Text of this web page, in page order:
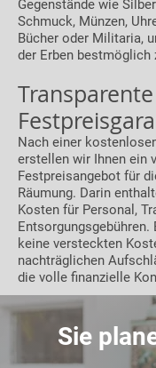
Gegenstände wie
Schmuck, Münzen,
Bücher oder Militaria,
der Erben bestmöglich
Transparente
Nach einer
erstellen wir Ihnen ein
Festpreisangebot für
Räumung. Darin
Kosten für Personal,
Entsorgungsgebühren.
keine versteckten
nachträglichen
die volle finanzielle
Sie